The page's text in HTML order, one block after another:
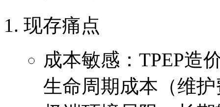
现存痛点
成本敏感：TPEP造
生命周期成本（维